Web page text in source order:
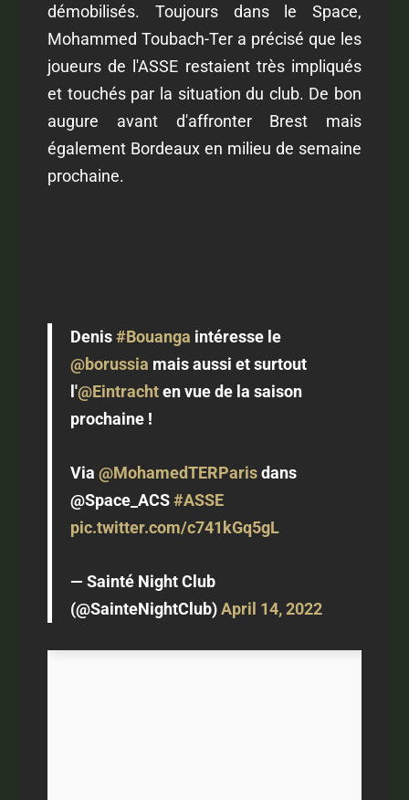
démobilisés. Toujours dans le Space,
Mohammed Toubach-Ter a précisé que les
joueurs de l'ASSE restaient très impliqués
et touchés par la situation du club. De bon
augure avant d'affronter Brest mais
également Bordeaux en milieu de semaine
prochaine.
Denis#Bouanga intéresse le
@borussia mais aussi et surtout
l'@Eintrachten vue de la saison
prochaine !
Via@MohamedTERParisdans
@Space_ACS#ASSE
pic.twitter.com/c741kGq5gL
— Sainté Night Club
(@SainteNightClub)April 14, 2022